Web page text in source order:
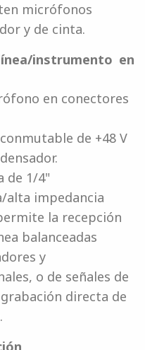
micrófonos
y de cinta.
instrumento en
en conectores
de +48 V
de 1/4"
alta impedancia
la recepción
balanceadas
y
o de señales de
directa de